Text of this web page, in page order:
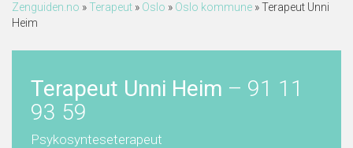
Zenguiden.no »Terapeut » Oslo » Oslo kommune »Terapeut Unni
Heim
Terapeut Unni Heim – 91 11
93 59
Psykosynteseterapeut